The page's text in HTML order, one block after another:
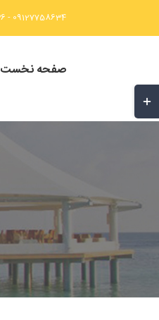
09127758634 - 09102967136
صفحه نخست
تغییر
وضعیت